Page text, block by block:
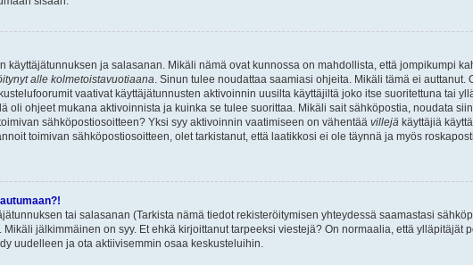
käyttäjätunnuksen ja salasanan. Mikäli nämä ovat kunnossa on mahdollista, että jompikumpi
alle kolmetoistavuotiaana. Sinun tulee noudattaa saamiasi ohjeita. Mikäli tämä ei auttanut.
vaativat käyttäjätunnusten aktivoinnin uusilta käyttäjiltä joko itse suoritettuna tai
oli ohjeet mukana aktivoinnista ja kuinka se tulee suorittaa. Mikäli sait sähköpostia, noudata
sähköpostiosoitteen? Yksi syy aktivoinnin vaatimiseen on vähentää villejä käyttäjiä
toimivan sähköpostiosoitteen, olet tarkistanut, että laatikkosi ei ole täynnä ja myös
tai salasanan (Tarkista nämä tiedot rekisteröitymisen yhteydessä saamastasi
jälkimmäinen on syy. Et ehkä kirjoittanut tarpeeksi viestejä? On normaalia, että ylläpitäjät
uudelleen ja ota aktiivisemmin osaa keskusteluihin.